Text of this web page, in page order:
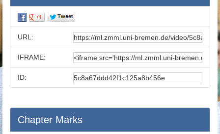
URL:
IFRAME:
ID:
Chapter Marks